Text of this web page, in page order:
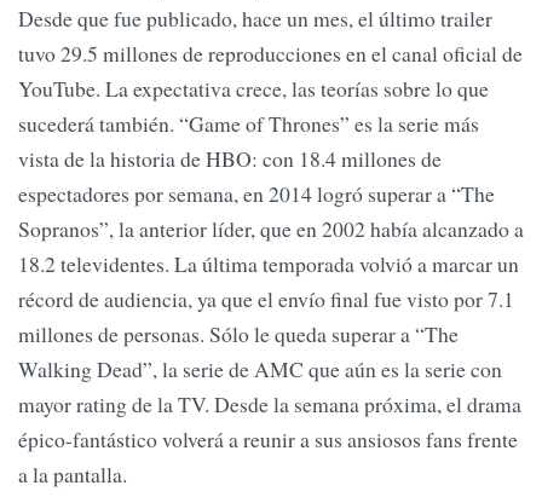
Desde que fue publicado, hace un mes, el último trailer
tuvo 29.5 millones de reproducciones en el canal oficial de
YouTube. La expectativa crece, las teorías sobre lo que
sucederá también. “Game of Thrones” es la serie más
vista de la historia de HBO: con 18.4 millones de
espectadores por semana, en 2014 logró superar a “The
Sopranos”, la anterior líder, que en 2002 había alcanzado a
18.2 televidentes. La última temporada volvió a marcar un
récord de audiencia, ya que el envío final fue visto por 7.1
millones de personas. Sólo le queda superar a “The
Walking Dead”, la serie de AMC que aún es la serie con
mayor rating de la TV. Desde la semana próxima, el drama
épico-fantástico volverá a reunir a sus ansiosos fans frente
a la pantalla.